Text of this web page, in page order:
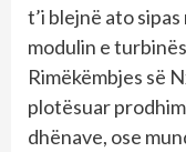
t’i blejnë ato
modulin e
Rimëkëmbjes së
plotësuar
dhënave, ose